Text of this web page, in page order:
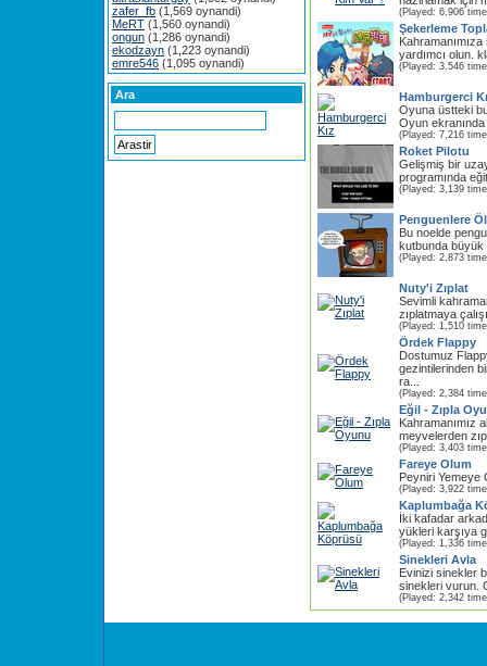
zafer_fb (1,569 oynandi)
MeRT (1,560 oynandi)
ongun (1,286 oynandi)
ekodzayn (1,223 oynandi)
emre546 (1,095 oynandi)
Ara
(Played: 6,906
Şekerleme
yardımcı olun.
(Played: 3,546
Hamburgerci
Oyuna üstteki
Oyun
(Played: 7,216
Roket Pilotu
Gelişmiş bir
programında
(Played: 3,139
Penguenlere
Bu noelde
kutbunda büyük
(Played: 2,873
Nuty'i Zıplat
Sevimli
zıplatmaya
(Played: 1,510
Ördek Flappy
Dostumuz
gezintilerinden
ra...
(Played: 2,384
Eğil - Zıpla
Kahramanımız
meyvelerden
(Played: 3,403
Fareye Olum
Peyniri Yemeye
(Played: 3,922
Kaplumbağa
İki kafadar
yükleri karşıya
(Played: 1,336
Sinekleri Avla
Evinizi sinekler
sinekleri vurun.
(Played: 2,342